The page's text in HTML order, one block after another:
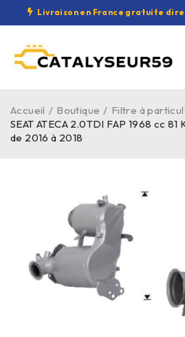
Livraison en France gratuite
Accueil / Boutique / Filtre à
SEAT ATECA 2.0TDI FAP 1968 cc 81
de 2016 à 2018